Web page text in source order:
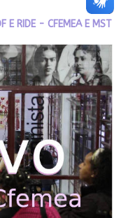
E RIDE - CFEMEA E MST